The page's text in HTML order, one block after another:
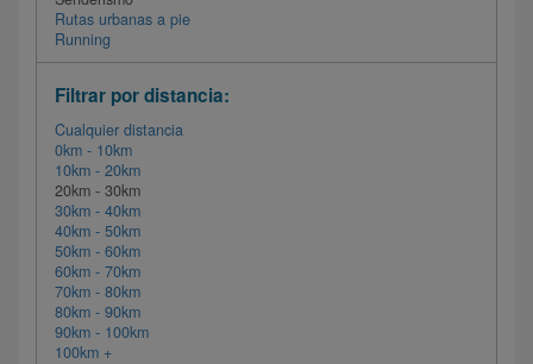
Rutas urbanas a pie
Running
Filtrar por distancia:
Cualquier distancia
0km - 10km
10km - 20km
20km - 30km
30km - 40km
40km - 50km
50km - 60km
60km - 70km
70km - 80km
80km - 90km
90km - 100km
100km +